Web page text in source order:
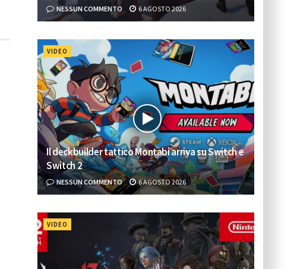
NESSUN COMMENTO 6 AGOSTO 2026
VIDEO
Il deckbuilder tattico Montabi arriva su Switch e
Switch 2
NESSUN COMMENTO 6 AGOSTO 2026
VIDEO